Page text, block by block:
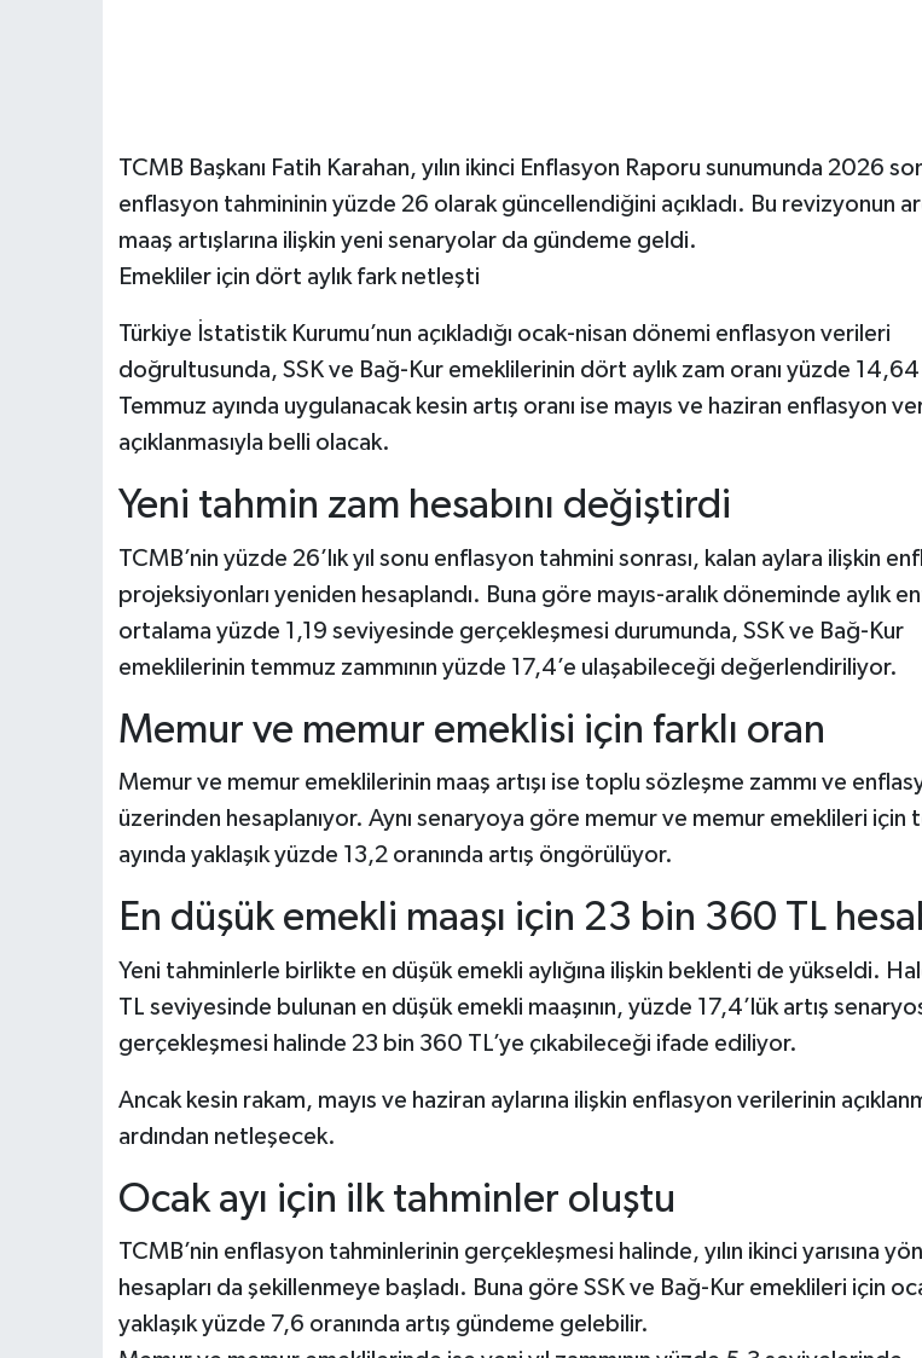
TCMB Başkanı Fatih Karahan, yılın ikinci Enflasyon Raporu sunumunda 2026
enflasyon tahmininin yüzde 26 olarak güncellendiğini açıkladı. Bu revizyonun
maaş artışlarına ilişkin yeni senaryolar da gündeme geldi.
Emekliler için dört aylık fark netleşti
Türkiye İstatistik Kurumu’nun açıkladığı ocak-nisan dönemi enflasyon verileri
doğrultusunda, SSK ve Bağ-Kur emeklilerinin dört aylık zam oranı yüzde
Temmuz ayında uygulanacak kesin artış oranı ise mayıs ve haziran enflasyon
açıklanmasıyla belli olacak.
Yeni tahmin zam hesabını değiştirdi
TCMB’nin yüzde 26’lık yıl sonu enflasyon tahmini sonrası, kalan aylara ilişkin
projeksiyonları yeniden hesaplandı. Buna göre mayıs-aralık döneminde aylık
ortalama yüzde 1,19 seviyesinde gerçekleşmesi durumunda, SSK ve Bağ-Kur
emeklilerinin temmuz zammının yüzde 17,4’e ulaşabileceği değerlendiriliyor.
Memur ve memur emeklisi için farklı oran
Memur ve memur emeklilerinin maaş artışı ise toplu sözleşme zammı ve
üzerinden hesaplanıyor. Aynı senaryoya göre memur ve memur emeklileri için
ayında yaklaşık yüzde 13,2 oranında artış öngörülüyor.
En düşük emekli maaşı için 23 bin 360 TL
Yeni tahminlerle birlikte en düşük emekli aylığına ilişkin beklenti de yükseldi.
TL seviyesinde bulunan en düşük emekli maaşının, yüzde 17,4’lük artış
gerçekleşmesi halinde 23 bin 360 TL’ye çıkabileceği ifade ediliyor.
Ancak kesin rakam, mayıs ve haziran aylarına ilişkin enflasyon verilerinin
ardından netleşecek.
Ocak ayı için ilk tahminler oluştu
TCMB’nin enflasyon tahminlerinin gerçekleşmesi halinde, yılın ikinci yarısına
hesapları da şekillenmeye başladı. Buna göre SSK ve Bağ-Kur emeklileri için
yaklaşık yüzde 7,6 oranında artış gündeme gelebilir.